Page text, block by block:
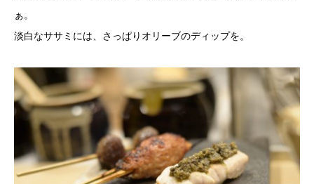
ぁ。
淡白なササミには、さっぱりオリーブのディップを。